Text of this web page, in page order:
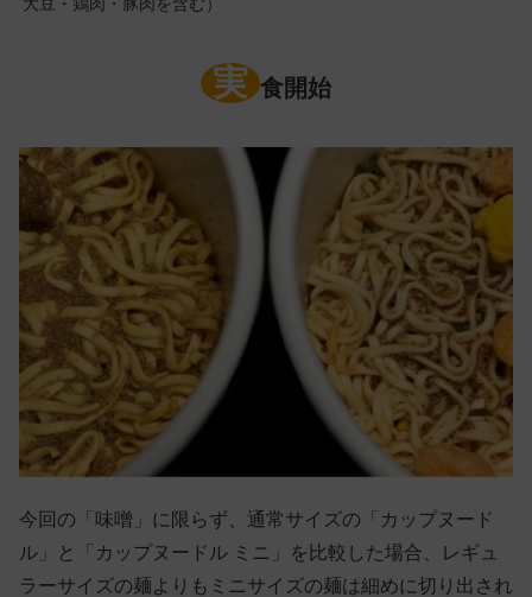
実 食開始
今回の「味噌」に限らず、通常サイズの「カップヌード
ル」と「カップヌードル ミニ」を比較した場合、レギュ
ラーサイズの麺よりもミニサイズの麺は細めに切り出され